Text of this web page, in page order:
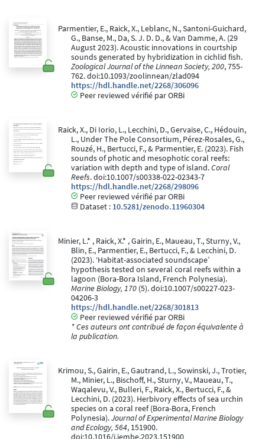
Parmentier, E., Raick, X., Leblanc, N., Santoni-Guichard,
G., Banse, M., Da, S. J. D. D., & Van Damme, A. (29
August 2023). Acoustic innovations in courtship
sounds generated by hybridization in cichlid fish.
Zoological Journal of the Linnean Society, 200, 755-
762. doi:10.1093/zoolinnean/zlad094
https://hdl.handle.net/2268/306096
Peer reviewed vérifié par ORBi
Raick, X., Di Iorio, L., Lecchini, D., Gervaise, C., Hédouin,
L., Under The Pole Consortium, Pérez-Rosales, G.,
Rouzé, H., Bertucci, F., & Parmentier, E. (2023). Fish
sounds of photic and mesophotic coral reefs:
variation with depth and type of island.Coral
Reefs. doi:10.1007/s00338-022-02343-7
https://hdl.handle.net/2268/298096
Peer reviewed vérifié par ORBi
Dataset : 10.5281/zenodo.11960304
Minier, L.* , Raick, X.* , Gairin, E., Maueau, T., Sturny, V.,
Blin, E., Parmentier, E., Bertucci, F., & Lecchini, D.
(2023). ‘Habitat-associated soundscape’
hypothesis tested on several coral reefs within a
lagoon (Bora-Bora Island, French Polynesia).
Marine Biology, 170 (5). doi:10.1007/s00227-023-
04206-3
https://hdl.handle.net/2268/301813
Peer reviewed vérifié par ORBi
* Ces auteurs ont contribué de façon équivalente à
la publication.
Krimou, S., Gairin, E., Gautrand, L., Sowinski, J., Trotier,
M., Minier, L., Bischoff, H., Sturny, V., Maueau, T.,
Waqalevu, V., Bulleri, F., Raick, X., Bertucci, F., &
Lecchini, D. (2023). Herbivory effects of sea urchin
species on a coral reef (Bora-Bora, French
Polynesia).Journal of Experimental Marine Biology
and Ecology, 564, 151900.
doi:10.1016/j.jembe.2023.151900